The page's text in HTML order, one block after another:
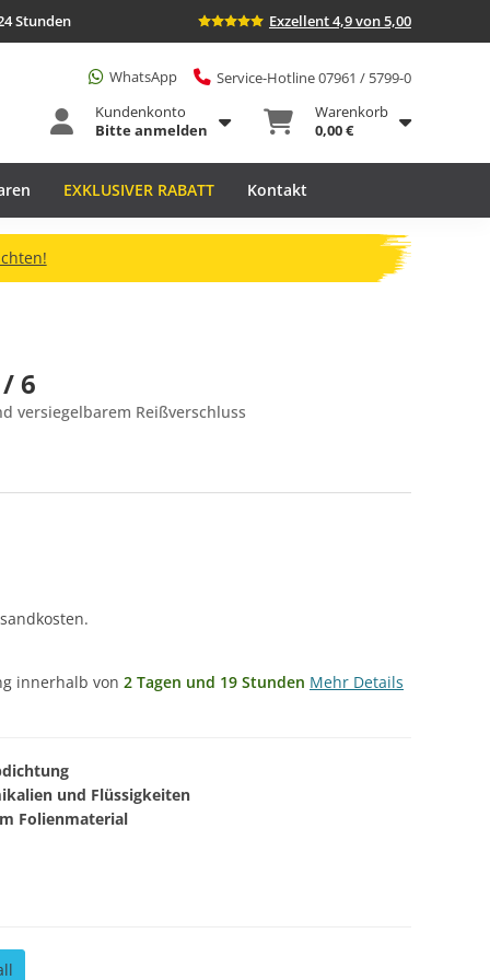
Stunden Exzellent 4,9 von 5,00
WhatsApp
Service-Hotline 07961 / 5799-0
Kundenkonto
Bitte anmelden
Warenkorb
0,00 €
EXKLUSIVER RABATT Kontakt
6
versiegelbarem Reißverschluss
innerhalb von 2 Tagen und 19 Stunden Mehr Details
und Flüssigkeiten
Folienmaterial